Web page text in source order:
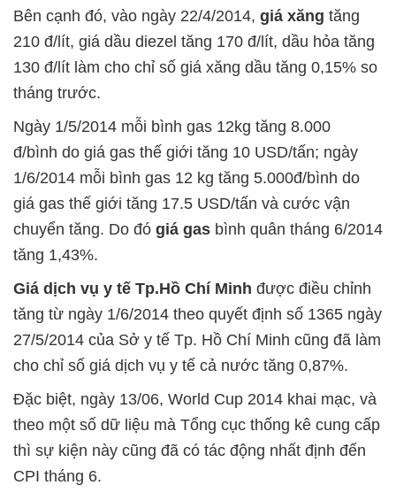
Bên cạnh đó, vào ngày 22/4/2014, giá xăng tăng
210 đ/lít, giá dầu diezel tăng 170 đ/lít, dầu hỏa tăng
130 đ/lít làm cho chỉ số giá xăng dầu tăng 0,15% so
tháng trước.
Ngày 1/5/2014 mỗi bình gas 12kg tăng 8.000
đ/bình do giá gas thế giới tăng 10 USD/tấn; ngày
1/6/2014 mỗi bình gas 12 kg tăng 5.000đ/bình do
giá gas thế giới tăng 17.5 USD/tấn và cước vận
chuyển tăng. Do đó giá gas bình quân tháng 6/2014
tăng 1,43%.
Giá dịch vụ y tế Tp.Hồ Chí Minh được điều chỉnh
tăng từ ngày 1/6/2014 theo quyết định số 1365 ngày
27/5/2014 của Sở y tế Tp. Hồ Chí Minh cũng đã làm
cho chỉ số giá dịch vụ y tế cả nước tăng 0,87%.
Đặc biệt, ngày 13/06, World Cup 2014 khai mạc, và
theo một số dữ liệu mà Tổng cục thống kê cung cấp
thì sự kiện này cũng đã có tác động nhất định đến
CPI tháng 6.